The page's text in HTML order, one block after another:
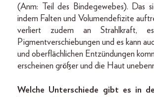
(Anm: Teil des Bindegewebes). Das
indem Falten und Volumendefizite
verliert zudem an Strahlkraft,
Pigmentverschiebungen und es kann
und oberflächlichen Entzündungen
erscheinen größer und die Haut
Welche Unterschiede gibt es in